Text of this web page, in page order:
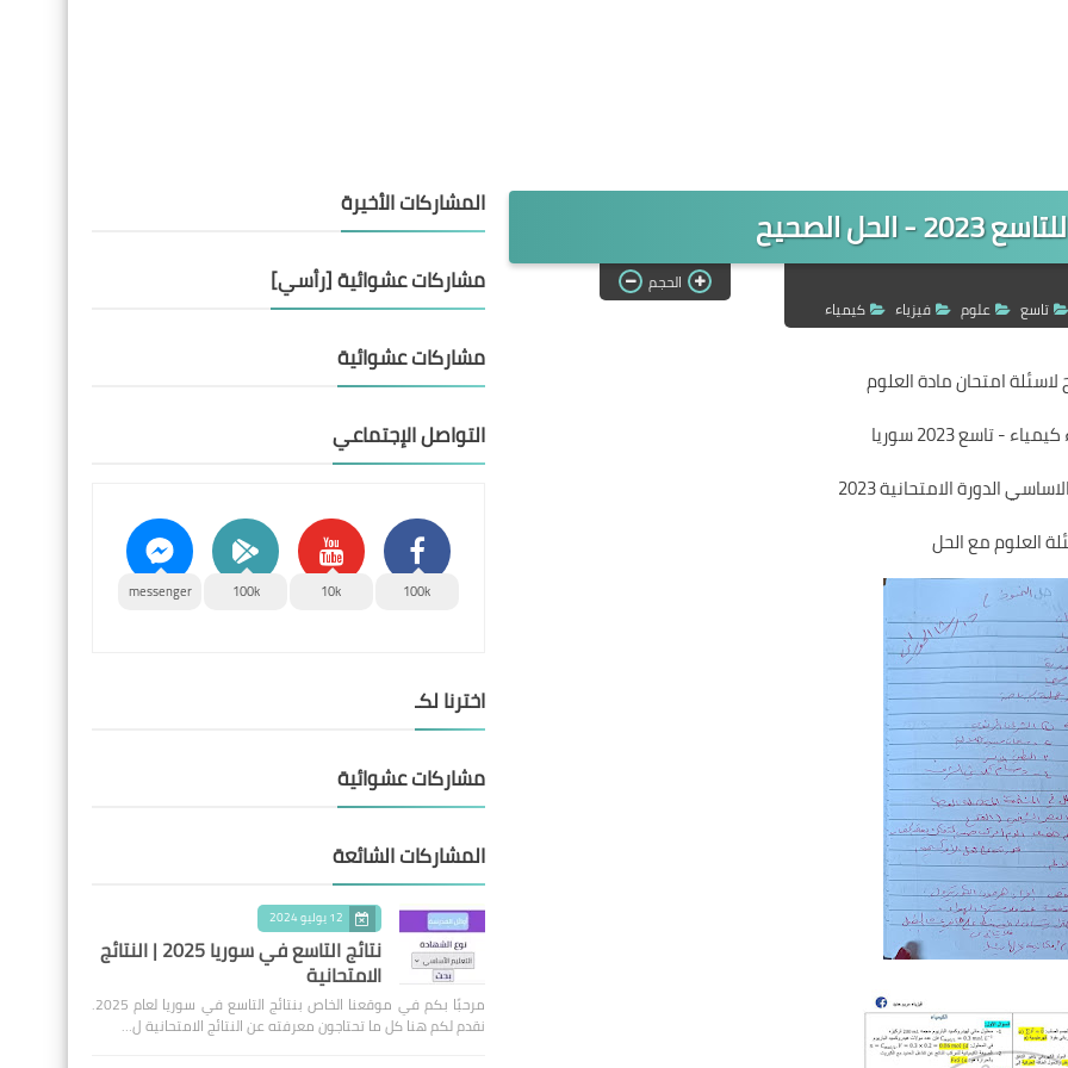
الصحيح
تاسع علوم فيزياء كيمياء
الحجم
امتحان مادة العلوم
- تاسع 2023 سوريا
الدورة الامتحانية 2023
العلوم مع الحل
المشاركات الأخيرة
مشاركات عشوائية [رأسي]
مشاركات عشوائية
التواصل الإجتماعي
100k
10k
100k
messenger
اخترنا لكـ
مشاركات عشوائية
المشاركات الشائعة
12 يوليو 2024
نتائج التاسع في سوريا 2025 | النتائج
الامتحانية
مرحبًا بكم في موقعنا الخاص بنتائج التاسع في سوريا لعام 2025.
نقدم لكم هنا كل ما تحتاجون معرفته عن النتائج الامتحانية ل…